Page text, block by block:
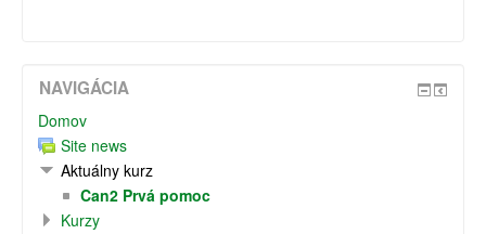
NAVIGÁCIA
Domov
Site news
Aktuálny kurz
Can2 Prvá pomoc
Kurzy